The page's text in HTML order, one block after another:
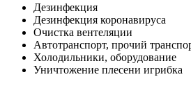
Дезинфекция
Дезинфекция коронавируса
Очистка вентеляции
Автотранспорт, прочий
Холодильники, оборудование
Уничтожение плесени игрибка